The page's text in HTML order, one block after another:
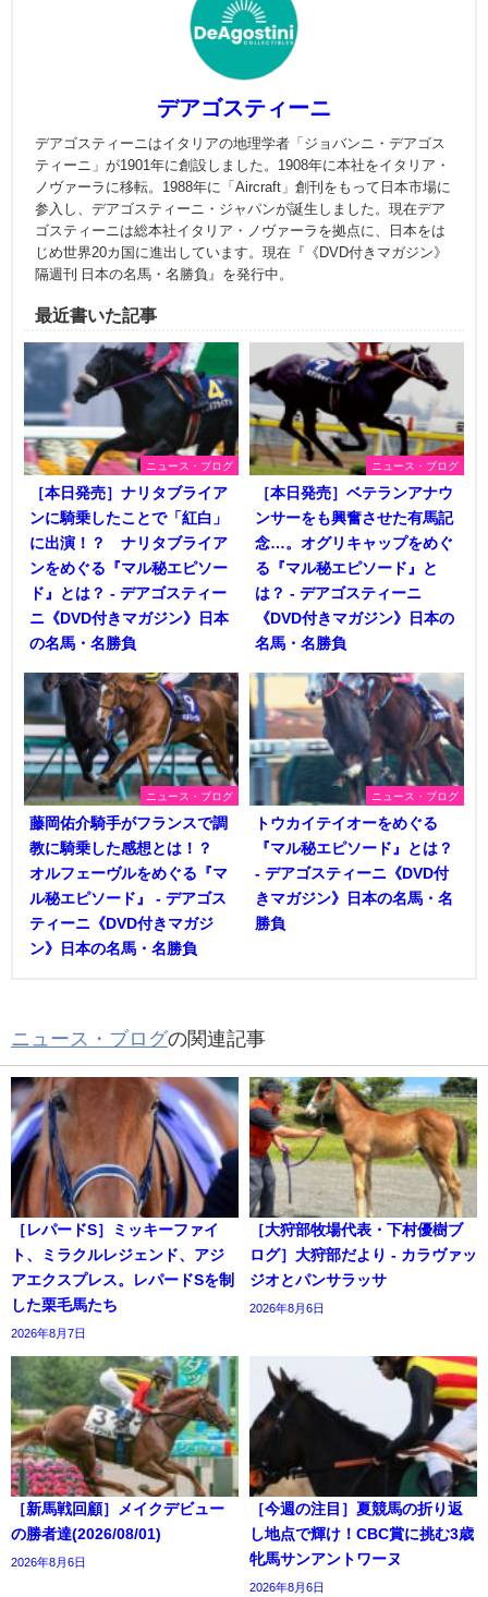
デアゴスティーニ
デアゴスティーニはイタリアの地理学者「ジョバンニ・デアゴス
ティーニ」が1901年に創設しました。1908年に本社をイタリア・
ノヴァーラに移転。1988年に「Aircraft」創刊をもって日本市場に
参入し、デアゴスティーニ・ジャパンが誕生しました。現在デア
ゴスティーニは総本社イタリア・ノヴァーラを拠点に、日本をは
じめ世界20カ国に進出しています。現在『《DVD付きマガジン》
隔週刊 日本の名馬・名勝負』を発行中。
最近書いた記事
ニュース・ブログ
［本日発売］ナリタブライア
ンに騎乗したことで「紅白」
に出演！？ ナリタブライア
ンをめぐる『マル秘エピソー
ド』とは？ - デアゴスティー
ニ《DVD付きマガジン》日本
の名馬・名勝負
ニュース・ブログ
［本日発売］ベテランアナウ
ンサーをも興奮させた有馬記
念…。オグリキャップをめぐ
る『マル秘エピソード』と
は？ - デアゴスティーニ
《DVD付きマガジン》日本の
名馬・名勝負
ニュース・ブログ
藤岡佑介騎手がフランスで調
教に騎乗した感想とは！？
オルフェーヴルをめぐる『マ
ル秘エピソード』 - デアゴス
ティーニ《DVD付きマガジ
ン》日本の名馬・名勝負
ニュース・ブログ
トウカイテイオーをめぐる
『マル秘エピソード』とは？
- デアゴスティーニ《DVD付
きマガジン》日本の名馬・名
勝負
ニュース・ブログの関連記事
［レパードS］ミッキーファイ
ト、ミラクルレジェンド、アジ
アエクスプレス。レパードSを制
した栗毛馬たち
2026年8月7日
［大狩部牧場代表・下村優樹ブ
ログ］大狩部だより - カラヴァッ
ジオとパンサラッサ
2026年8月6日
［新馬戦回顧］メイクデビュー
の勝者達(2026/08/01)
2026年8月6日
［今週の注目］夏競馬の折り返
し地点で輝け！CBC賞に挑む3歳
牝馬サンアントワーヌ
2026年8月6日